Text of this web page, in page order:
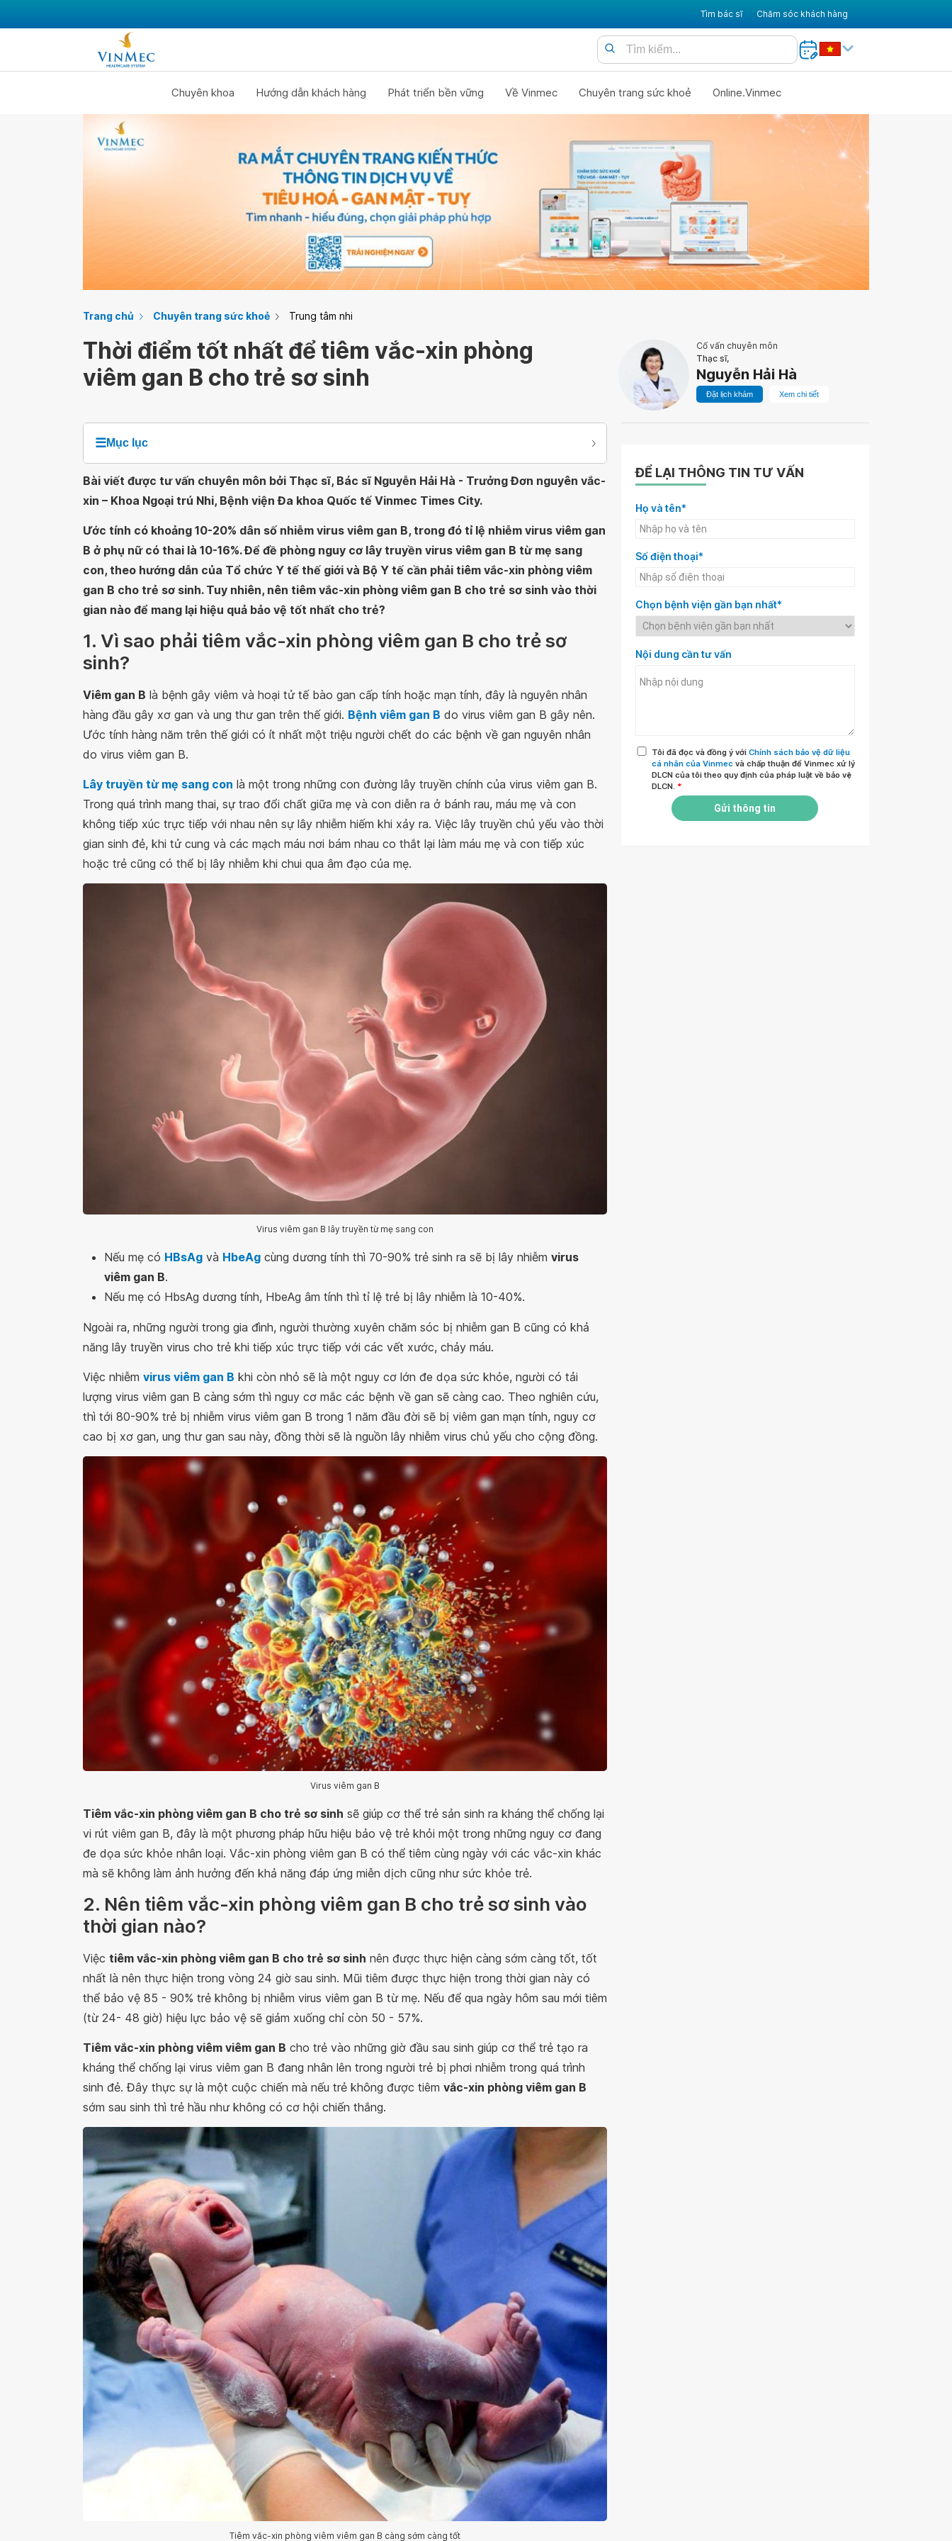
Tìm bác sĩ Chăm sóc khách hàng
Chuyên khoa Hướng dẫn khách hàng Phát triển bền vững Về Vinmec Chuyên trang sức khoẻ Online.Vinmec
Trang chủ Chuyên trang sức khoẻ Trung tâm nhi
Thời điểm tốt nhất để tiêm vắc-xin phòng
viêm gan B cho trẻ sơ sinh
Cố vấn chuyên môn
Thạc sĩ,
Nguyễn Hải Hà
Đặt lịch khám Xem chi tiết
☰Mục lục
Bài viết được tư vấn chuyên môn bởi Thạc sĩ, Bác sĩ Nguyễn Hải Hà - Trưởng Đơn nguyên vắc-
xin – Khoa Ngoại trú Nhi, Bệnh viện Đa khoa Quốc tế Vinmec Times City.
Ước tính có khoảng 10-20% dân số nhiễm virus viêm gan B, trong đó tỉ lệ nhiễm virus viêm gan
B ở phụ nữ có thai là 10-16%. Để đề phòng nguy cơ lây truyền virus viêm gan B từ mẹ sang
con, theo hướng dẫn của Tổ chức Y tế thế giới và Bộ Y tế cần phải tiêm vắc-xin phòng viêm
gan B cho trẻ sơ sinh. Tuy nhiên, nên tiêm vắc-xin phòng viêm gan B cho trẻ sơ sinh vào thời
gian nào để mang lại hiệu quả bảo vệ tốt nhất cho trẻ?
1. Vì sao phải tiêm vắc-xin phòng viêm gan B cho trẻ sơ
sinh?
Viêm gan B là bệnh gây viêm và hoại tử tế bào gan cấp tính hoặc mạn tính, đây là nguyên nhân
hàng đầu gây xơ gan và ung thư gan trên thế giới. Bệnh viêm gan B do virus viêm gan B gây nên.
Ước tính hàng năm trên thế giới có ít nhất một triệu người chết do các bệnh về gan nguyên nhân
do virus viêm gan B.
Lây truyền từ mẹ sang con là một trong những con đường lây truyền chính của virus viêm gan B.
Trong quá trình mang thai, sự trao đổi chất giữa mẹ và con diễn ra ở bánh rau, máu mẹ và con
không tiếp xúc trực tiếp với nhau nên sự lây nhiễm hiếm khi xảy ra. Việc lây truyền chủ yếu vào thời
gian sinh đẻ, khi tử cung và các mạch máu nơi bám nhau co thắt lại làm máu mẹ và con tiếp xúc
hoặc trẻ cũng có thể bị lây nhiễm khi chui qua âm đạo của mẹ.
Virus viêm gan B lây truyền từ mẹ sang con
Nếu mẹ có HBsAg và HbeAg cùng dương tính thì 70-90% trẻ sinh ra sẽ bị lây nhiễm virus
viêm gan B.
Nếu mẹ có HbsAg dương tính, HbeAg âm tính thì tỉ lệ trẻ bị lây nhiễm là 10-40%.
Ngoài ra, những người trong gia đình, người thường xuyên chăm sóc bị nhiễm gan B cũng có khả
năng lây truyền virus cho trẻ khi tiếp xúc trực tiếp với các vết xước, chảy máu.
Việc nhiễm virus viêm gan B khi còn nhỏ sẽ là một nguy cơ lớn đe dọa sức khỏe, người có tải
lượng virus viêm gan B càng sớm thì nguy cơ mắc các bệnh về gan sẽ càng cao. Theo nghiên cứu,
thì tới 80-90% trẻ bị nhiễm virus viêm gan B trong 1 năm đầu đời sẽ bị viêm gan mạn tính, nguy cơ
cao bị xơ gan, ung thư gan sau này, đồng thời sẽ là nguồn lây nhiễm virus chủ yếu cho cộng đồng.
Virus viêm gan B
Tiêm vắc-xin phòng viêm gan B cho trẻ sơ sinh sẽ giúp cơ thể trẻ sản sinh ra kháng thể chống lại
vi rút viêm gan B, đây là một phương pháp hữu hiệu bảo vệ trẻ khỏi một trong những nguy cơ đang
đe dọa sức khỏe nhân loại. Vắc-xin phòng viêm gan B có thể tiêm cùng ngày với các vắc-xin khác
mà sẽ không làm ảnh hưởng đến khả năng đáp ứng miễn dịch cũng như sức khỏe trẻ.
2. Nên tiêm vắc-xin phòng viêm gan B cho trẻ sơ sinh vào
thời gian nào?
Việc tiêm vắc-xin phòng viêm gan B cho trẻ sơ sinh nên được thực hiện càng sớm càng tốt, tốt
nhất là nên thực hiện trong vòng 24 giờ sau sinh. Mũi tiêm được thực hiện trong thời gian này có
thể bảo vệ 85 - 90% trẻ không bị nhiễm virus viêm gan B từ mẹ. Nếu để qua ngày hôm sau mới tiêm
(từ 24- 48 giờ) hiệu lực bảo vệ sẽ giảm xuống chỉ còn 50 - 57%.
Tiêm vắc-xin phòng viêm viêm gan B cho trẻ vào những giờ đầu sau sinh giúp cơ thể trẻ tạo ra
kháng thể chống lại virus viêm gan B đang nhân lên trong người trẻ bị phơi nhiễm trong quá trình
sinh đẻ. Đây thực sự là một cuộc chiến mà nếu trẻ không được tiêm vắc-xin phòng viêm gan B
sớm sau sinh thì trẻ hầu như không có cơ hội chiến thắng.
Tiêm vắc-xin phòng viêm viêm gan B càng sớm càng tốt
ĐỂ LẠI THÔNG TIN TƯ VẤN
Họ và tên*
Số điện thoại*
Chọn bệnh viện gần bạn nhất*
Nội dung cần tư vấn
Tôi đã đọc và đồng ý với Chính sách bảo vệ dữ liệu
cá nhân của Vinmec và chấp thuận để Vinmec xử lý
DLCN của tôi theo quy định của pháp luật về bảo vệ
DLCN. *
Gửi thông tin